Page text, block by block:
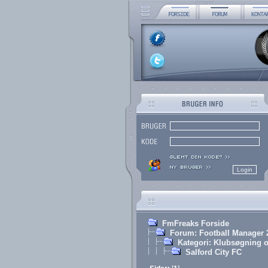
FmFreaks Forside
Forum: Football Manager
Kategori: Klubsøgning
Salford City FC